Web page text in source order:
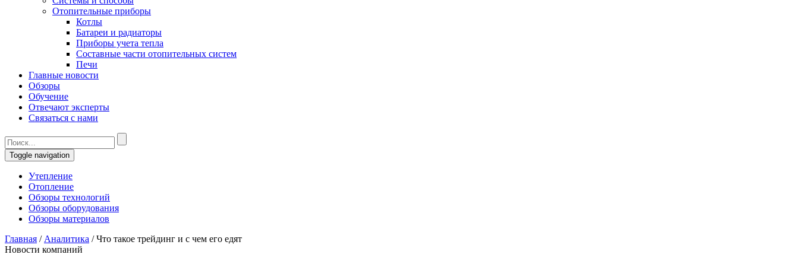
Отопительные приборы
Котлы
Батареи и радиаторы
Приборы учета тепла
Составные части отопительных систем
Печи
Главные новости
Обзоры
Обучение
Отвечают эксперты
Связаться с нами
Toggle navigation
Утепление
Отопление
Обзоры технологий
Обзоры оборудования
Обзоры материалов
Главная / Аналитика /Что такое трейдинг и с чем его едят
Новости компаний